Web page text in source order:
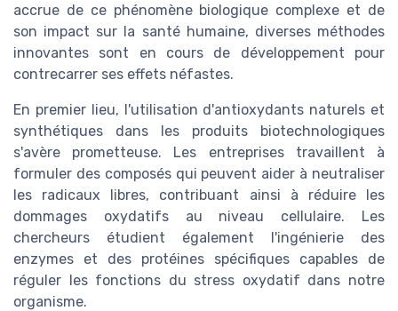
accrue de ce phénomène biologique complexe et de
son impact sur la santé humaine, diverses méthodes
innovantes sont en cours de développement pour
contrecarrer ses effets néfastes.
En premier lieu, l'utilisation d'antioxydants naturels et
synthétiques dans les produits biotechnologiques
s'avère prometteuse. Les entreprises travaillent à
formuler des composés qui peuvent aider à neutraliser
les radicaux libres, contribuant ainsi à réduire les
dommages oxydatifs au niveau cellulaire. Les
chercheurs étudient également l'ingénierie des
enzymes et des protéines spécifiques capables de
réguler les fonctions du stress oxydatif dans notre
organisme.